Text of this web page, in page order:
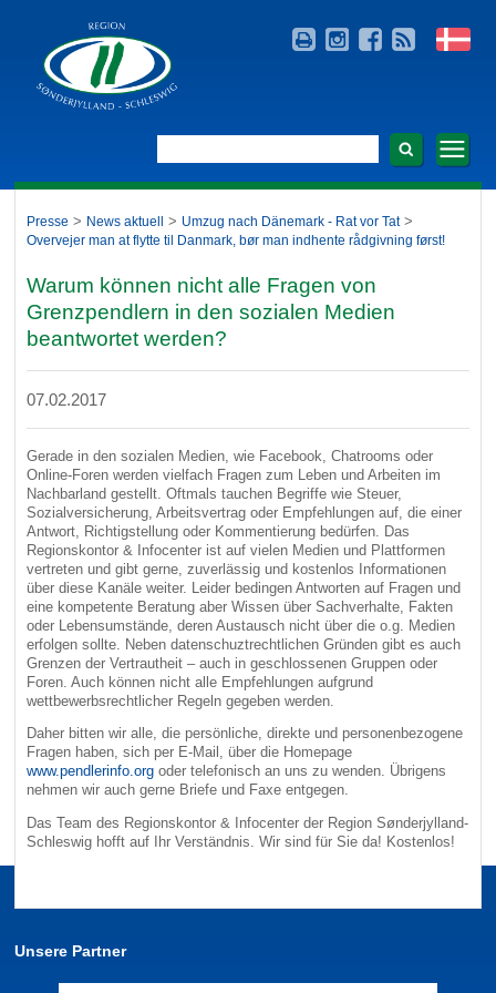
Presse > News aktuell > Umzug nach Dänemark - Rat vor Tat >
Overvejer man at flytte til Danmark, bør man indhente rådgivning først!
Warum können nicht alle Fragen von
Grenzpendlern in den sozialen Medien
beantwortet werden?
07.02.2017
Gerade in den sozialen Medien, wie Facebook, Chatrooms oder
Online-Foren werden vielfach Fragen zum Leben und Arbeiten im
Nachbarland gestellt. Oftmals tauchen Begriffe wie Steuer,
Sozialversicherung, Arbeitsvertrag oder Empfehlungen auf, die einer
Antwort, Richtigstellung oder Kommentierung bedürfen. Das
Regionskontor & Infocenter ist auf vielen Medien und Plattformen
vertreten und gibt gerne, zuverlässig und kostenlos Informationen
über diese Kanäle weiter. Leider bedingen Antworten auf Fragen und
eine kompetente Beratung aber Wissen über Sachverhalte, Fakten
oder Lebensumstände, deren Austausch nicht über die o.g. Medien
erfolgen sollte. Neben datenschuztrechtlichen Gründen gibt es auch
Grenzen der Vertrautheit – auch in geschlossenen Gruppen oder
Foren. Auch können nicht alle Empfehlungen aufgrund
wettbewerbsrechtlicher Regeln gegeben werden.
Daher bitten wir alle, die persönliche, direkte und personenbezogene
Fragen haben, sich per E-Mail, über die Homepage
www.pendlerinfo.orgoder telefonisch an uns zu wenden. Übrigens
nehmen wir auch gerne Briefe und Faxe entgegen.
Das Team des Regionskontor & Infocenter der Region Sønderjylland-
Schleswig hofft auf Ihr Verständnis. Wir sind für Sie da! Kostenlos!
Unsere Partner